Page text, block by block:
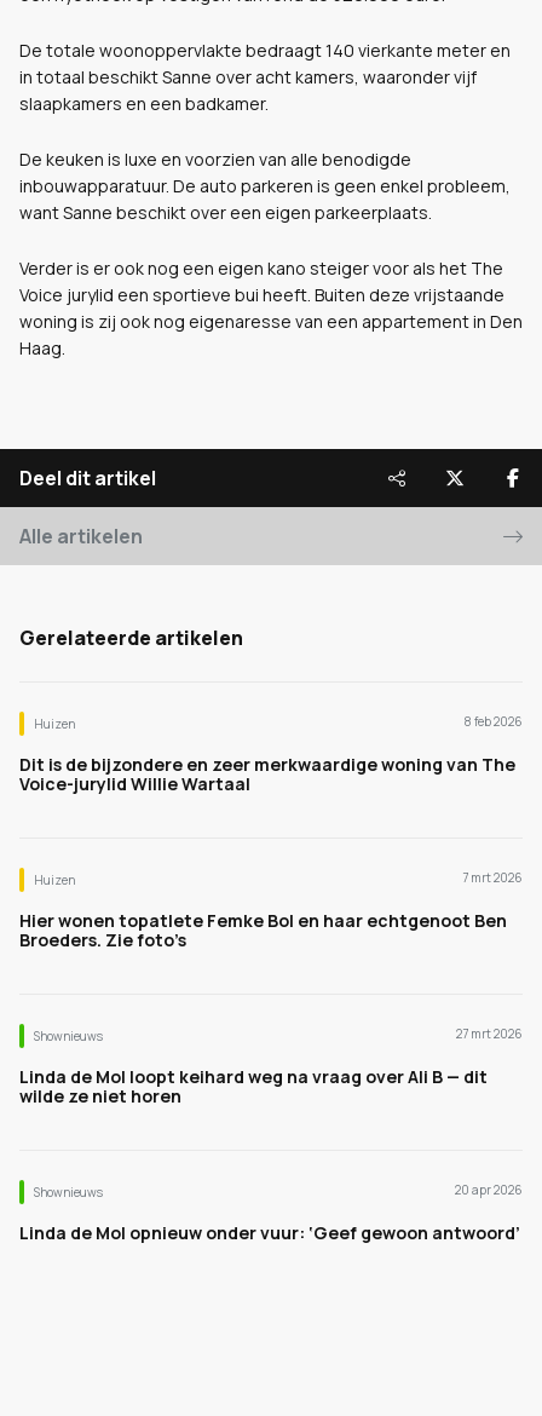
De totale woonoppervlakte bedraagt 140 vierkante meter en
in totaal beschikt Sanne over acht kamers, waaronder vijf
slaapkamers en een badkamer.
De keuken is luxe en voorzien van alle benodigde
inbouwapparatuur. De auto parkeren is geen enkel probleem,
want Sanne beschikt over een eigen parkeerplaats.
Verder is er ook nog een eigen kano steiger voor als het The
Voice jurylid een sportieve bui heeft. Buiten deze vrijstaande
woning is zij ook nog eigenaresse van een appartement in Den
Haag.
Deel dit artikel
Alle artikelen
Gerelateerde artikelen
Huizen 8 feb 2026
Dit is de bijzondere en zeer merkwaardige woning van The
Voice-jurylid Willie Wartaal
Huizen 7 mrt 2026
Hier wonen topatlete Femke Bol en haar echtgenoot Ben
Broeders. Zie foto’s
Shownieuws 27 mrt 2026
Linda de Mol loopt keihard weg na vraag over Ali B — dit
wilde ze niet horen
Shownieuws 20 apr 2026
Linda de Mol opnieuw onder vuur: ‘Geef gewoon antwoord’